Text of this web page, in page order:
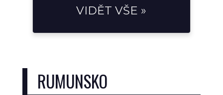
VIDĚT VŠE »
RUMUNSKO